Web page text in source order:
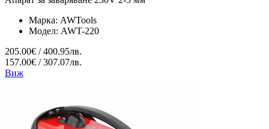
Марка: AWTools
Модел: AWT-220
205.00€ / 400.95лв.
157.00€ / 307.07лв.
Виж